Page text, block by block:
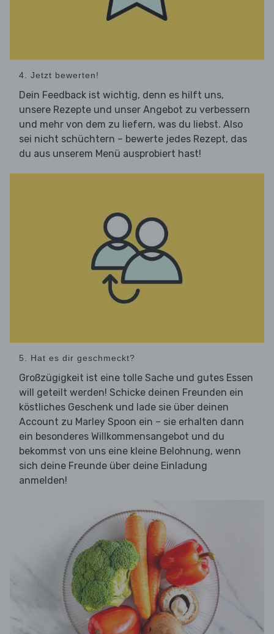
4. Jetzt bewerten!
Dein Feedback ist wichtig, denn es hilft uns,
unsere Rezepte und unser Angebot zu verbessern
und mehr von dem zu liefern, was du liebst. Also
sei nicht schüchtern – bewerte jedes Rezept, das
du aus unserem Menü ausprobiert hast!
5. Hat es dir geschmeckt?
Großzügigkeit ist eine tolle Sache und gutes Essen
will geteilt werden! Schicke deinen Freunden ein
köstliches Geschenk und lade sie über deinen
Account zu Marley Spoon ein – sie erhalten dann
ein besonderes Willkommensangebot und du
bekommst von uns eine kleine Belohnung, wenn
sich deine Freunde über deine Einladung
anmelden!